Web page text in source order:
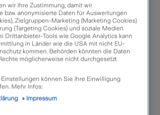
mehr Geld verfügbar, als es
Die Liquidität steigt, was
dass Menschen und
mehr Geld ausgeben können,
an Produkten jedoch gleich
Folge: Anbieter erhöhen die
wir Ihre Zustimmung, damit wir
bzw. anonymisierte Daten für Auswertungen
Zielgruppen-Marketing (Marketing Cookies)
(Targeting Cookies) und soziale Medien
Drittanbieter-Tools wie Google Analytics kann
in Länder wie die USA mit nicht EU-
kommen. Behörden könnten die Daten
möglicherweise nicht durchgesetzt
können Sie Ihre Einwilligung
Mehr Infos:
Impressum